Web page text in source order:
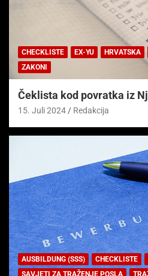
CHECKLISTE EX-YU HRVATSKA
ZAKONI
Čeklista kod povratka iz
15. Juli 2024 Redakcija
AUSBILDUNG (SSS) CHECKLISTE
SAVJETI ZA TRAŽENJE POSLA